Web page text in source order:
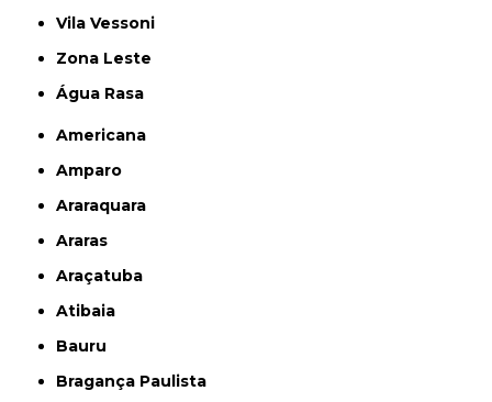
Vila Vessoni
Zona Leste
Água Rasa
Americana
Amparo
Araraquara
Araras
Araçatuba
Atibaia
Bauru
Bragança Paulista